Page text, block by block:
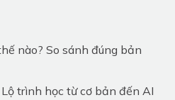
nào? So sánh đúng bản
trình học từ cơ bản đến AI